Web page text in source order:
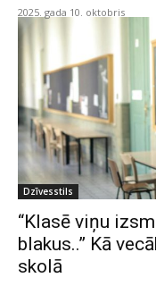
2025. gada 10. oktobris
Dzīvesstils
“Klasē viņu
blakus..” Kā
skolā